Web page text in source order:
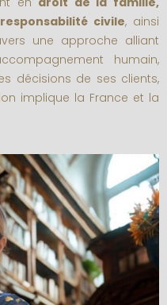
civile, ainsi
une approche alliant
humain,
décisions de ses clients,
implique la France et la